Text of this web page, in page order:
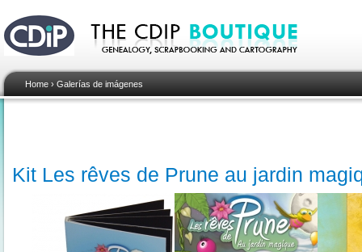
Home › Galerías de imágenes
Kit Les rêves de Prune au jardin